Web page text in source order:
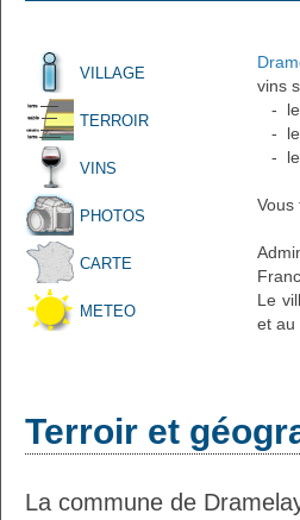
VILLAGE
TERROIR
VINS
PHOTOS
CARTE
METEO
vins
- le
- le
- le
Vous
Le
et au
Terroir et
La commune de